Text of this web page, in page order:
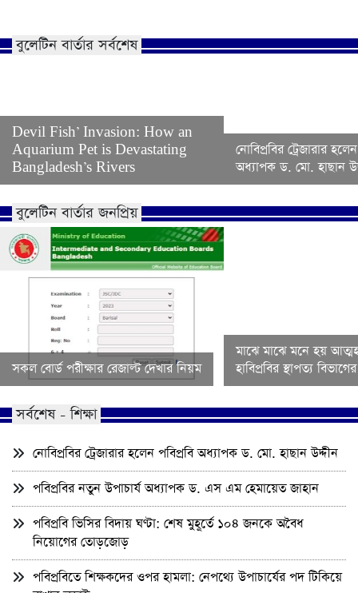
বুলেটিন বার্তার সর্বশেষ
Devil Fish’ Invasion: How an
Aquarium Pet is Devastating
Bangladesh’s Rivers
নোবিপ্রবির ট্রেজারার
অধ্যাপক ড. মো. হাছান
বুলেটিন বার্তার জনপ্রিয়
সকল বোর্ড পরীক্ষার রেজাল্ট দেখার নিয়ম
মাঝে মাঝে মনে হয়
হাবিপ্রবির স্থাপত্য
সর্বশেষ - শিক্ষা
নোবিপ্রবির ট্রেজারার হলেন পবিপ্রবি অধ্যাপক ড. মো. হাছান উদ্দীন
পবিপ্রবির নতুন উপাচার্য অধ্যাপক ড. এস এম হেমায়েত জাহান
পবিপ্রবি ভিসির বিদায় ঘণ্টা: শেষ মুহূর্তে ১০৪ জনকে অবৈধ
নিয়োগের তোড়জোড়
পবিপ্রবিতে শিক্ষকদের ওপর হামলা: নেপথ্যে উপাচার্যের পদ টিকিয়ে